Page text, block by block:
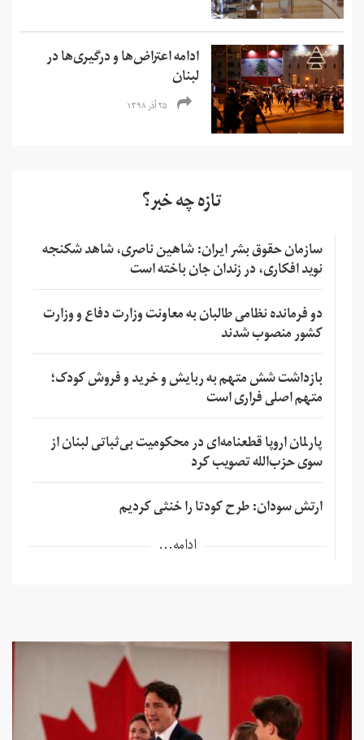
ادامه اعتراض‌‌ها و درگیری‌ها در
لبنان
۲۵ آذر ۱۳۹۸
تازه چه خبر؟
سازمان حقوق بشر ایران: شاهین ناصری، شاهد شکنجه
نوید افکاری، در زندان جان باخته است
دو فرمانده نظامی طالبان به معاونت وزارت دفاع و وزارت
کشور منصوب شدند
بازداشت شش متهم به ربایش و خرید و فروش کودک؛
متهم اصلی فراری است
پارلمان اروپا قطعنامه‌ای در محکومیت بی‌ثباتی لبنان از
سوی حزب‌الله تصویب کرد
ارتش سودان: طرح کودتا را خنثی کردیم
ادامه...